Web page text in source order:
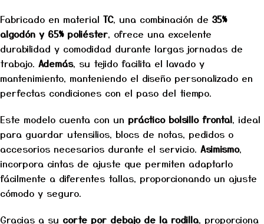
Fabricado en material TC, una combinación de 35%
algodón y 65% poliéster, ofrece una excelente
durabilidad y comodidad durante largas jornadas de
trabajo. Además, su tejido facilita el lavado y
mantenimiento, manteniendo el diseño personalizado en
perfectas condiciones con el paso del tiempo.
Este modelo cuenta con un práctico bolsillo frontal, ideal
para guardar utensilios, blocs de notas, pedidos o
accesorios necesarios durante el servicio. Asimismo,
incorpora cintas de ajuste que permiten adaptarlo
fácilmente a diferentes tallas, proporcionando un ajuste
cómodo y seguro.
Gracias a su corte por debajo de la rodilla, proporciona